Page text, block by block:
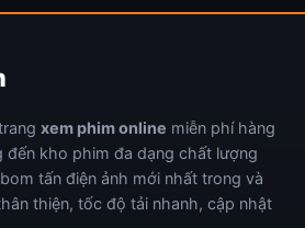
xem phim online miễn phí hàng
đến kho phim đa dạng chất lượng
tấn điện ảnh mới nhất trong và
thiện, tốc độ tải nhanh, cập nhật